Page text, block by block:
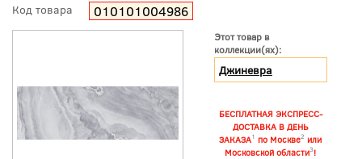
Код товара 010101004986
Этот товар в
коллекции(ях):
Джиневра
БЕСПЛАТНАЯ ЭКСПРЕСС-
ДОСТАВКА В ДЕНЬ
ЗАКАЗА1 по Москве2 или
Московской области3!